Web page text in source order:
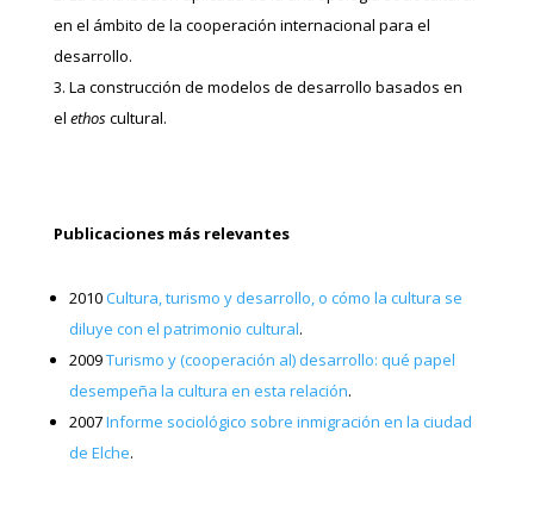
en el ámbito de la cooperación internacional para el
desarrollo.
La construcción de modelos de desarrollo basados en
el ethoscultural.
Publicaciones más relevantes
2010Cultura, turismo y desarrollo, o cómo la cultura se
diluye con el patrimonio cultural.
2009Turismo y (cooperación al) desarrollo: qué papel
desempeña la cultura en esta relación.
2007Informe sociológico sobre inmigración en la ciudad
de Elche.